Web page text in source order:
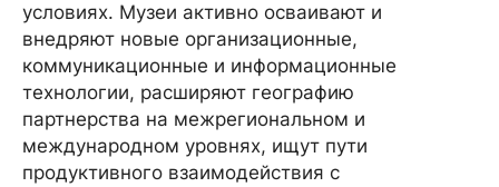
условиях. Музеи активно осваивают и
внедряют новые организационные,
коммуникационные и информационные
технологии, расширяют географию
партнерства на межрегиональном и
международном уровнях, ищут пути
продуктивного взаимодействия с